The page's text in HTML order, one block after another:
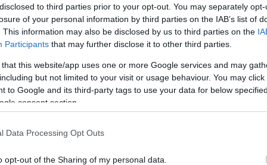
to third parties prior to your opt-out. You may separately
of your personal information by third parties on the IAB’s list of
This information may also be disclosed by us to third parties on the
Participants that may further disclose it to other third parties.
that this website/app uses one or more Google services and may
but not limited to your visit or usage behaviour. You may
to Google and its third-party tags to use your data for below
consent section.
Data Processing Opt Outs
opt-out of the Sharing of my personal data.
είναι αίτημα της χώρας έχει βρει - και
- κατανόηση από την διεθνή κοινή
Είναι θέματα που δεν λίθνητα
το δίκαιο αίτημα της χώρας μας θα βρει
αργά ή γρήγορα».